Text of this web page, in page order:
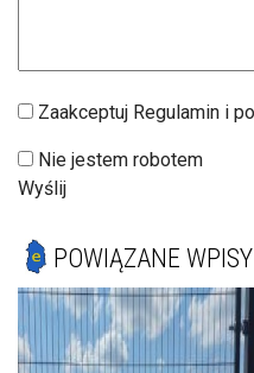
Zaakceptuj Regulamin i
Nie jestem robotem
Wyślij
POWIĄZANE WPISY